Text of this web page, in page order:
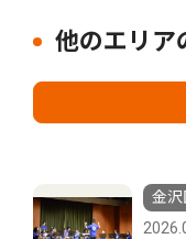
他のエリア
金沢